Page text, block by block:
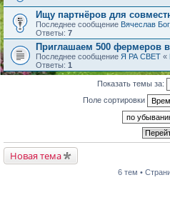
Ищу партнёров для
Последнее сообщение Вячеслав
Ответы: 7
Приглашаем 500 фермеров
Последнее сообщение Я РА СВЕТ «
Ответы: 1
Показать темы за:
Поле сортировки
Новая тема
6 тем •